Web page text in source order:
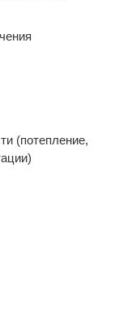
(потепление,